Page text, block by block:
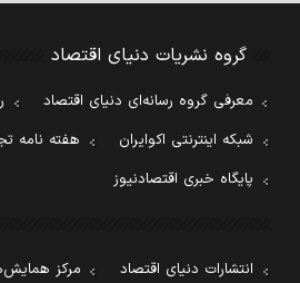
گروه نشریات دنیای اقتصاد
معرفی گروه رسانه‌ای دنیای اقتصاد
شبکه اینترنتی اکوایران
هفته نامه
پایگاه خبری اقتصادنیوز
انتشارات دنیای اقتصاد
مرکز